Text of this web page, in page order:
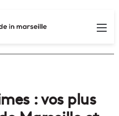
: vos plus